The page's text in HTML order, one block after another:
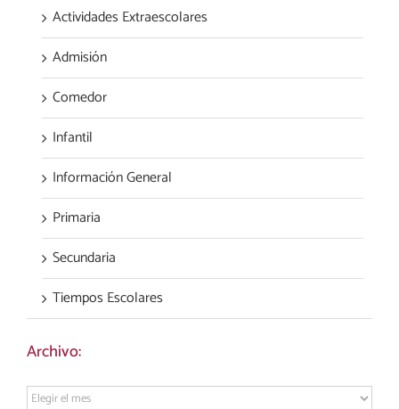
Actividades Extraescolares
Admisión
Comedor
Infantil
Información General
Primaria
Secundaria
Tiempos Escolares
Archivo:
Archivo: